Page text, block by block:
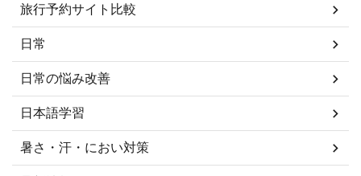
旅行予約サイト比較
日常
日常の悩み改善
日本語学習
暑さ・汗・におい対策